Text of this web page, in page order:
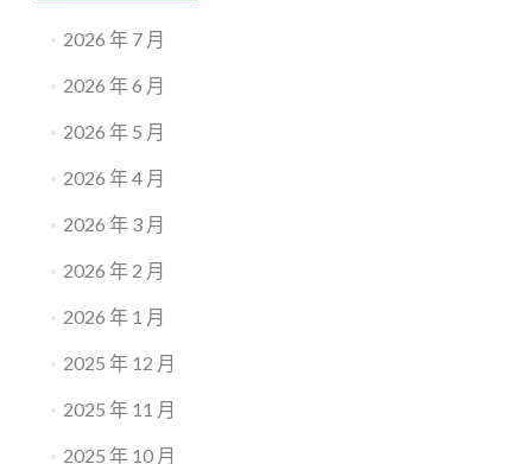
2026 年 7 月
2026 年 6 月
2026 年 5 月
2026 年 4 月
2026 年 3 月
2026 年 2 月
2026 年 1 月
2025 年 12 月
2025 年 11 月
2025 年 10 月